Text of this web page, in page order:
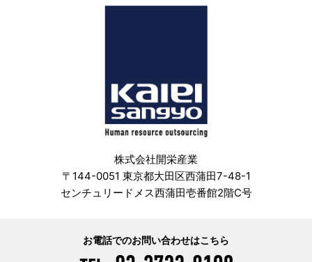
株式会社開栄産業
〒144-0051 東京都大田区西蒲田7-48-1
センチュリードメス西蒲田壱番館2階C号
お電話でのお問い合わせはこちら